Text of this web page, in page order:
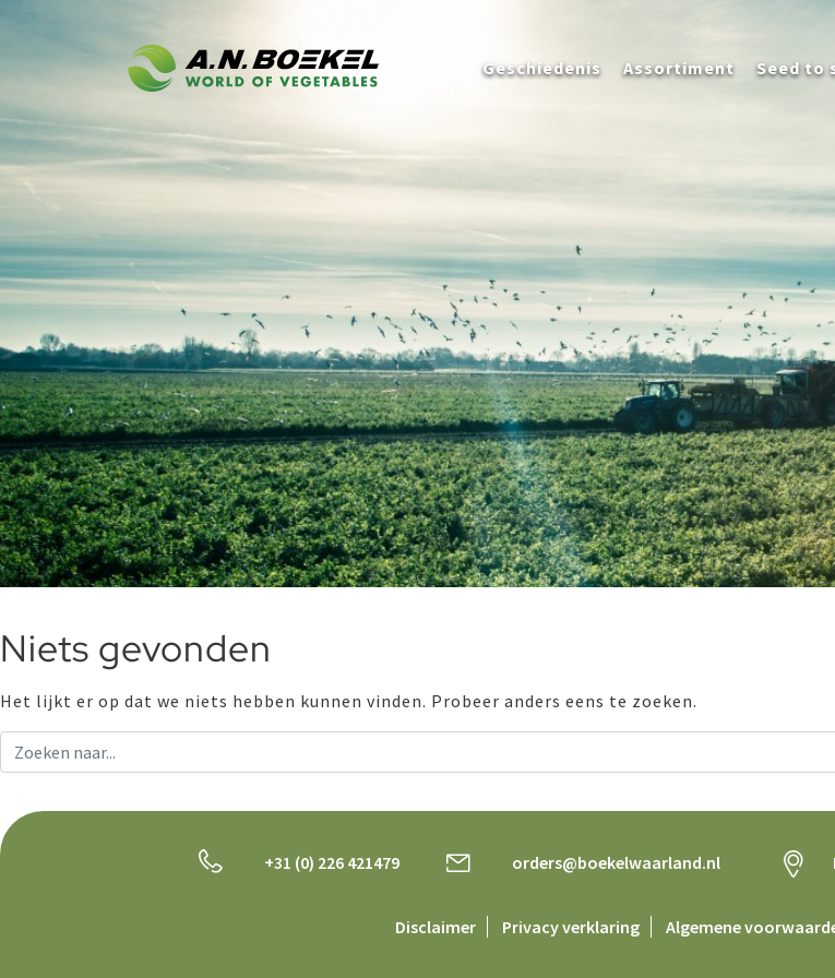
Geschiedenis Assortiment Seed to
Niets gevonden
Het lijkt er op dat we niets hebben kunnen vinden. Probeer anders eens te zoeken.
+31 (0) 226 421479 orders@boekelwaarland.nl
Disclaimer Privacy verklaring Algemene